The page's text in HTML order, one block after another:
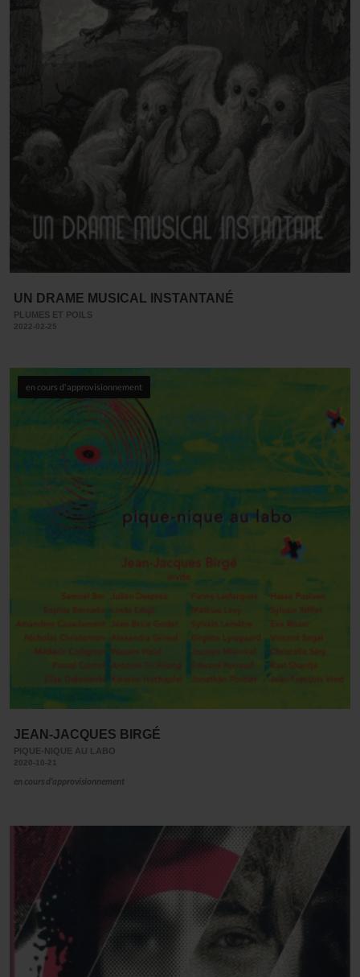
UN DRAME MUSICAL INSTANTANÉ
PLUMES ET POILS
2022-02-25
en cours d'approvisionnement
JEAN-JACQUES BIRGÉ
PIQUE-NIQUE AU LABO
2020-10-21
en cours d'approvisionnement